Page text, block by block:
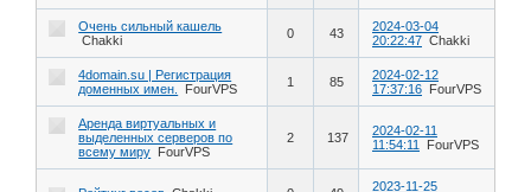
Очень сильный кашель
Chakki
0 43
2024-03-04
20:22:47 Chakki
4domain.su | Регистрация
доменных имен.
FourVPS 1 85
2024-02-12
17:37:16 FourVPS
Аренда виртуальных и
выделенных серверов по
всему миру FourVPS
2 137
2024-02-11
11:54:11
FourVPS
2023-11-25